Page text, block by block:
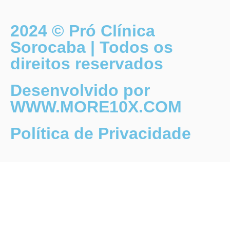
2024 © Pró Clínica
Sorocaba | Todos os
direitos reservados
Desenvolvido por
WWW.MORE10X.COM
Política de Privacidade